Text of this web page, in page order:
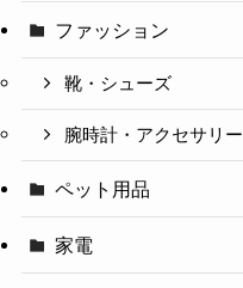
ファッション
靴・シューズ
腕時計・アクセサリー
ペット用品
家電